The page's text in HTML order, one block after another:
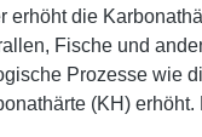
die
Fische und
Prozesse wie
(KH)